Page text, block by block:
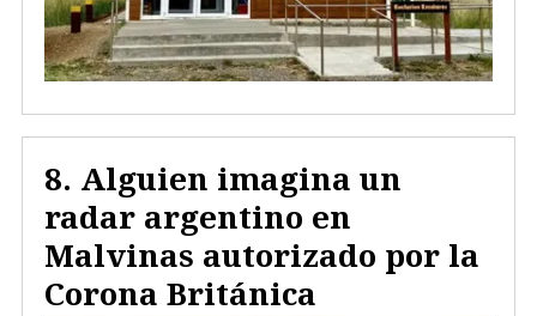
Alguien imagina un
radar argentino en
Malvinas autorizado por la
Corona Británica